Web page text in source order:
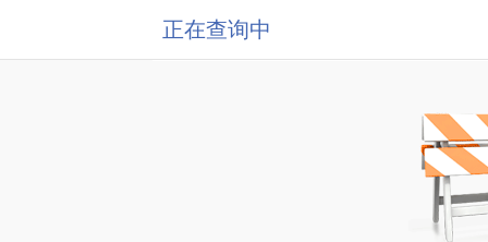
正在查询中